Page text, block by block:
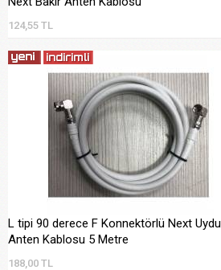
124,55 TL
L tipi 90 derece F Konnektörlü Next Uydu
Anten Kablosu 5 Metre
188,00 TL